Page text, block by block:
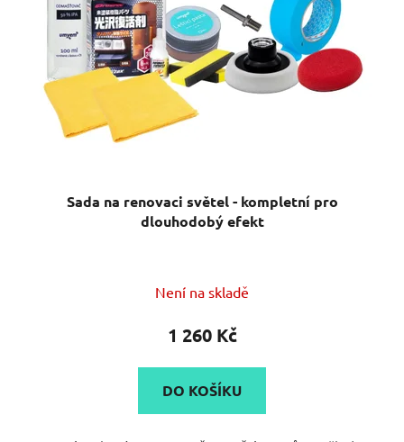
Sada na renovaci světel - kompletní pro
dlouhodobý efekt
Není na skladě
1 260 Kč
DO KOŠÍKU